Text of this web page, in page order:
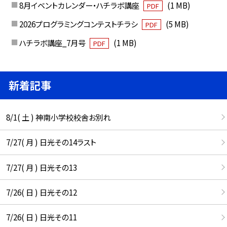
8月イベントカレンダー・ハチラボ講座 PDF
(1 MB)
2026プログラミングコンテストチラシ
PDF
(5 MB)
ハチラボ講座_7月号
PDF (1 MB)
新着記事
8/1( 土 ) 神南小学校校舎お別れ
7/27( 月 ) 日光その14ラスト
7/27( 月 ) 日光その13
7/26( 日 ) 日光その12
7/26( 日 ) 日光その11